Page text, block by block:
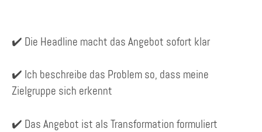
✔️ Die Headline macht das Angebot sofort klar
✔️ Ich beschreibe das Problem so, dass meine
Zielgruppe sich erkennt
✔️ Das Angebot ist als Transformation formuliert